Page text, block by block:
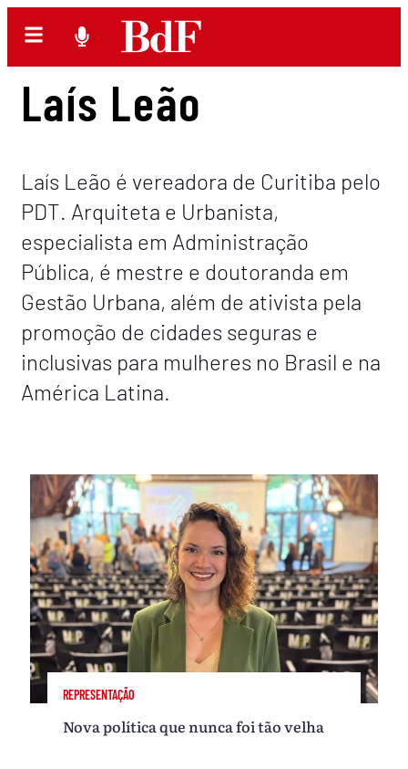
Laís Leão
Laís Leão é vereadora de Curitiba pelo
PDT. Arquiteta e Urbanista,
especialista em Administração
Pública, é mestre e doutoranda em
Gestão Urbana, além de ativista pela
promoção de cidades seguras e
inclusivas para mulheres no Brasil e na
América Latina.
REPRESENTAÇÃO
Nova política que nunca foi tão velha